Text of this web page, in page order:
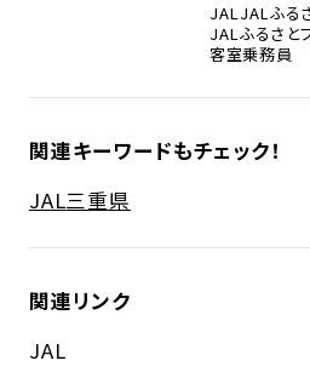
JALJALふる
JALふるさと
客室乗務員
関連キーワードもチェック！
JAL三重県
関連リンク
JAL